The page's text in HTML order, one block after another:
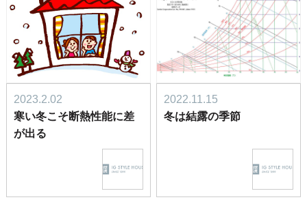
2023.2.02
寒い冬こそ断熱性能に差
が出る
2022.11.15
冬は結露の季節